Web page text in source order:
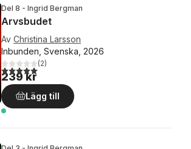
Del 8 - Ingrid Bergman
Arvsbudet
Av Christina Larsson
Inbunden, Svenska, 2026
5,0utav 5 stjärnor. Totalt antal röster:
(2)
239 kr
Lägg till